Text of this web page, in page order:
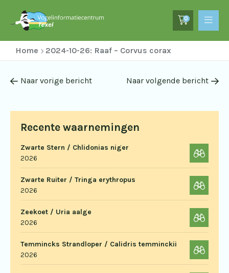
0
Home 2024-10-26: Raaf – Corvus corax
Recente waarnemingen
Zwarte Stern / Chlidonias niger
2026
Zwarte Ruiter / Tringa erythropus
2026
Zeekoet / Uria aalge
2026
Temmincks Strandloper / Calidris temminckii
2026
Naar vorige bericht Naar volgende bericht